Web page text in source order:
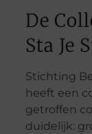
De
Sta Je
Stichting
heeft een
getroffen
duidelijk: